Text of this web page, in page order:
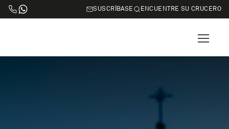
SUSCRÍBASE ENCUENTRE SU CRUCERO